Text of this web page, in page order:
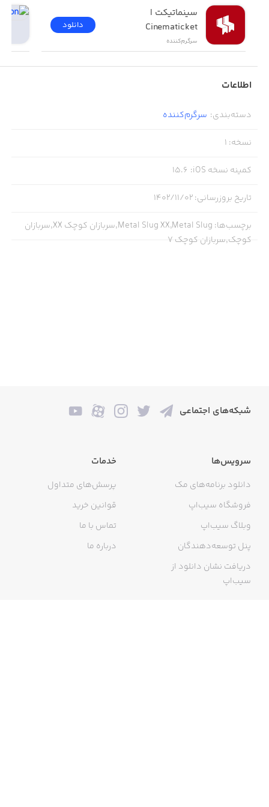
Cinematicket
سرگرم‌کننده
دانلود
اطلاعات
دسته‌بندی: سرگرم‌کننده
نسخه:
1
کمینه نسخه iOS :
15.6
تاریخ بروزرسانی:۱۴۰۲/۱۱/۰۲
برچسب‌ها:
Metal Slug XX,Metal Slug,سربازان کوچک XX,سربازان
کوچک,سربازان کوچک 7
شبکه‌های اجتماعی
سرویس‌ها
دانلود برنامه‌های مک
فروشگاه سیب‌اپ
وبلاگ سیب‌اپ
پنل توسعه‌دهندگان
دریافت نشان دانلود از
سیب‌اپ
خدمات
پرسش‌های متداول
قوانین خرید
تماس با ما
درباره ما